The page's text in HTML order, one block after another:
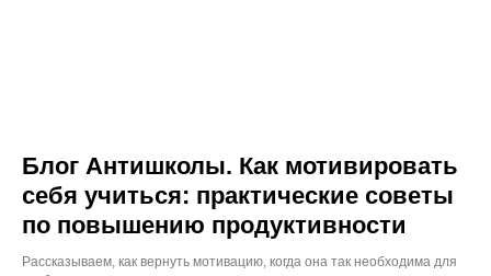
Блог Антишколы. Как мотивировать
себя учиться: практические советы
по повышению продуктивности
Рассказываем, как вернуть мотивацию, когда она так необходима для